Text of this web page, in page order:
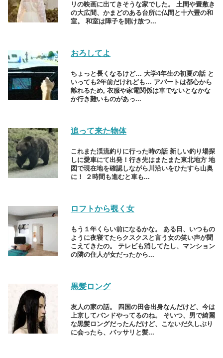
リの映画に出てきそうな家でした。 土間や畳敷き
の大広間、かまどのある台所に仏間と十六畳の和
室。 和室は障子を開け放つ...
おろしてよ
ちょっと長くなるけど… 大学4年生の初夏の話 と
いっても2年前だけれども… アパートは都心から
離れるため, 衣服や家電関係は車でないとなかな
か行き難いものがあっ...
追って来た物体
これまた渓流釣りに行った時の話 新しい釣り場探
しに愛車にて出発！行き先はまたまた東北地方 地
図で現在地を確認しながら川沿いをひたすら山奥
に！ ２時間も進むと車も...
ロフトから覗く女
もう１年くらい前になるかな。 ある日、いつもの
ように夜寝てたらクスクスと言う女の笑い声が聞
こえてきたの。 テレビも消してたし、マンション
の隣の住人が女だったから...
黒髪ロング
友人の家の話。 四国の田舎出身なんだけど、今は
上京してバンドやってるのね。 そいつ、男で綺麗
な黒髪ロングだったんだけど、こないだ久しぶり
に会ったら、バッサリと髪...